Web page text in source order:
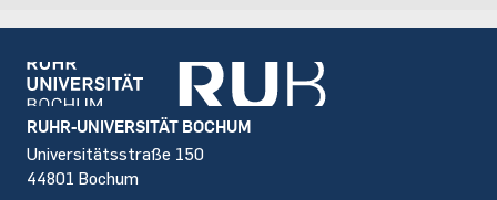
Footer
RUHR-UNIVERSITÄT BOCHUM
Universitätsstraße 150
44801 Bochum